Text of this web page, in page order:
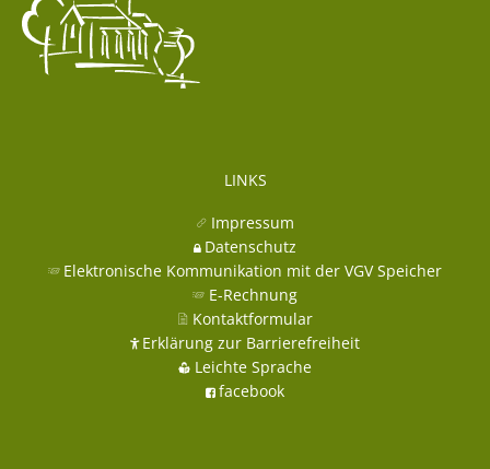
LINKS
Impressum
Datenschutz
Elektronische Kommunikation mit der VGV Speicher
E-Rechnung
Kontaktformular
Erklärung zur Barrierefreiheit
Leichte Sprache
facebook